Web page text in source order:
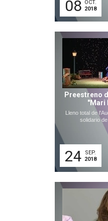
08 OCT.
2018
Preestreno
"Mari
Lleno total de
solidario
24
SEP.
2018